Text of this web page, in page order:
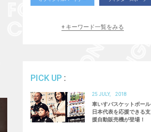
SCRATCH ウィルチェアラグビー
ブラインドサッカー ブラインドスケートボード
国産車いすメーカー 義肢装具士 成田凌
キーワード一覧をみる
PICK UP
25 JULY, 2018
車いすバスケットボール
日本代表を応援できる支
援自動販売機が登場！